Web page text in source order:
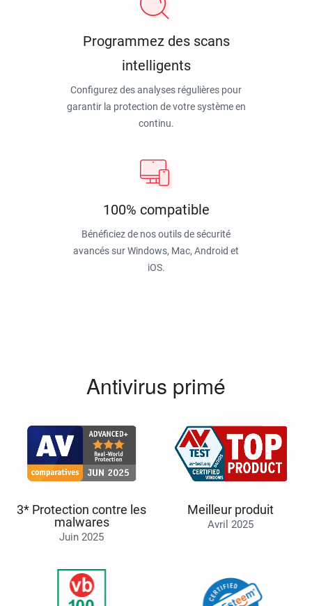
Programmez des scans
intelligents
Configurez des analyses régulières pour
garantir la protection de votre système en
continu.
100% compatible
Bénéficiez de nos outils de sécurité
avancés sur Windows, Mac, Android et
iOS.
Antivirus primé
3* Protection contre les
malwares
Juin 2025
Meilleur produit
Avril 2025